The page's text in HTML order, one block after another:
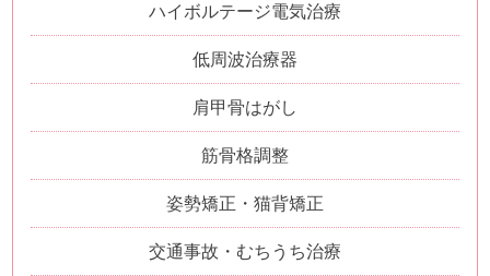
ハイボルテージ電気治療
低周波治療器
肩甲骨はがし
筋骨格調整
姿勢矯正・猫背矯正
交通事故・むちうち治療